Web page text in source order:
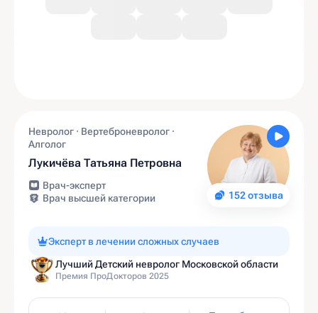
152 отзыва
Невролог · Вертеброневролог ·
Алголог
Лукичёва Татьяна Петровна
Врач-эксперт
Врач высшей категории
Эксперт в лечении сложных случаев
Лучший Детский невролог Московской области
Премия ПроДокторов 2025